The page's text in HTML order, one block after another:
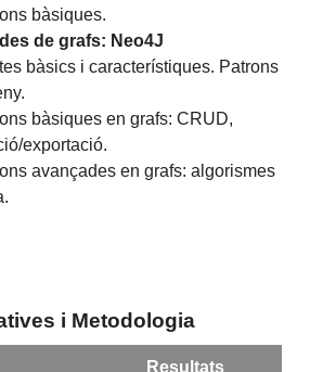
bàsiques.
de grafs: Neo4J
bàsics i característiques. Patrons
bàsiques en grafs: CRUD,
exportació.
avançades en grafs: algorismes
i Metodologia
Resultats